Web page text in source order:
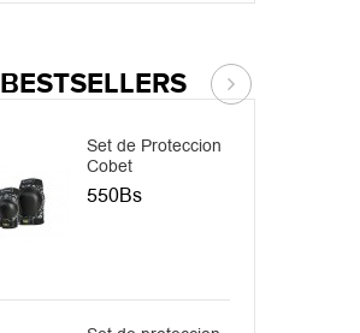
BESTSELLERS
Set de Proteccion
Cobet
550Bs